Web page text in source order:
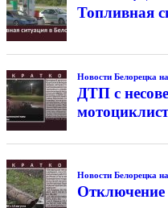
Топливная
Новости Белорецка
ДТП с
Новости Белорецка
Отключение